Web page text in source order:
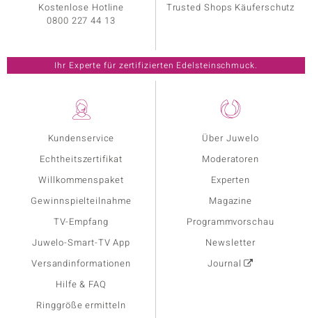
Kundenservice
Echtheitszertifikat
Willkommenspaket
Gewinnspielteilnahme
TV-Empfang
Juwelo-Smart-TV App
Versandinformationen
Hilfe & FAQ
Ringgröße ermitteln
Über Juwelo
Moderatoren
Experten
Magazine
Programmvorschau
Newsletter
Journal
Kostenlose Hotline
0800 227 44 13
Trusted Shops Käuferschutz
Ihr Experte für zertifizierten Edelsteinschmuck.